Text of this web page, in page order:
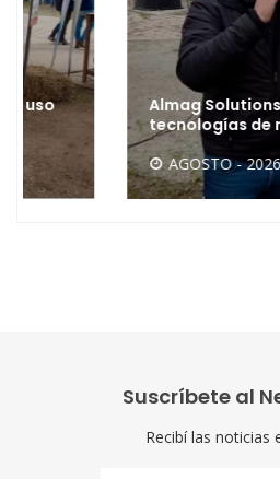
Almag Solutions: "La
tecnologías de respuesta
AGOSTO - 2026
Suscríbete al
Recibí las noticias